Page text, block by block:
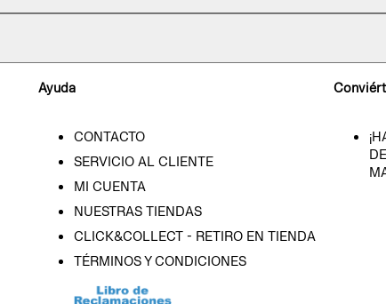
Ayuda
CONTACTO
SERVICIO AL CLIENTE
MI CUENTA
NUESTRAS TIENDAS
CLICK&COLLECT - RETIRO EN TIENDA
TÉRMINOS Y CONDICIONES